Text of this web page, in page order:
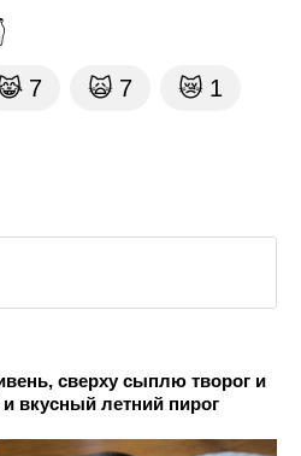
7 🙀 7 😿 1
сверху сыплю творог и
вкусный летний пирог